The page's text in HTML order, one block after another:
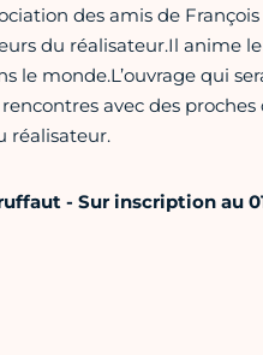
des amis de
du réalisateur.Il anime
monde.L’ouvrage qui
avec des proches
réalisateur.
- Sur inscription au